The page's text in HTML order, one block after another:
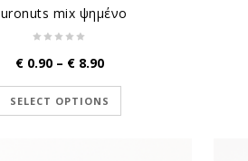
mix ψημένο
€ 0.90 – € 8.90Price
€ 0.90
through
SELECT OPTIONS